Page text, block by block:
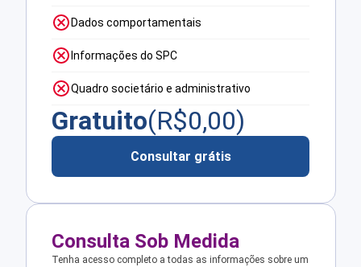
Dados comportamentais
Informações do SPC
Quadro societário e administrativo
Gratuito(R$0,00)
Consultar grátis
Consulta Sob Medida
Tenha acesso completo a todas as informações sobre um